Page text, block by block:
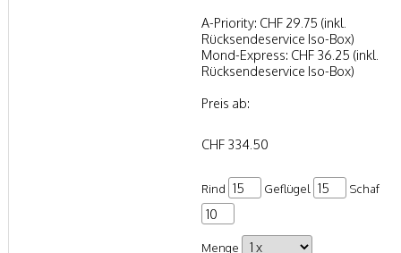
A-Priority: CHF 29.75 (inkl.
Rücksendeservice Iso-Box)
Mond-Express: CHF 36.25 (inkl.
Rücksendeservice Iso-Box)
Preis ab:
CHF 334.50
Rind Geflügel Schaf
Menge